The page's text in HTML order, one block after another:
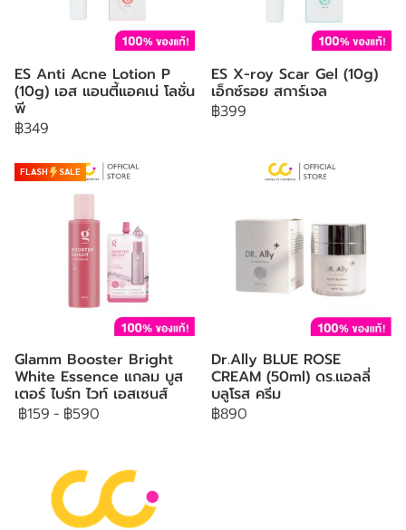
ES Anti Acne Lotion P
(10g) เอส แอนตี้แอคเน่ โลชั่น
พี
฿349
ES X-roy Scar Gel (10g)
เอ็กซ์รอย สการ์เจล
฿399
FLASH SALE
Glamm Booster Bright
White Essence แกลม บูส
เตอร์ ไบร์ท ไวท์ เอสเซนส์
฿159 - ฿590
Dr.Ally BLUE ROSE
CREAM (50ml) ดร.แอลลี่
บลูโรส ครีม
฿890